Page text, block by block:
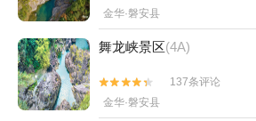
金华·磐安县
舞龙峡景区(4A)


137条评论
金华·磐安县